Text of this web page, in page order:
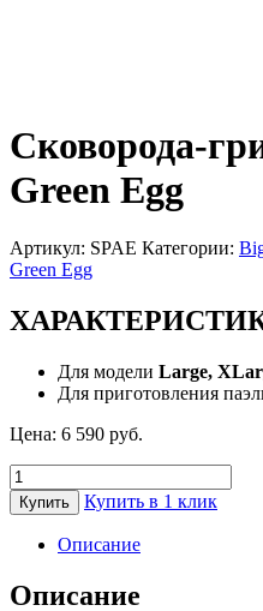
Сковорода-
Green Egg
Артикул: SPAE Категории:
Green Egg
Для модели Large,
Для приготовления
Цена: 6 590 руб.
Количество
товара
Сковорода-
гриль
паэлья
Big
Green
Купить Купить в 1 клик
Описание
Описание